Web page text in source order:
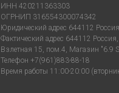
ИНН 420211363303
ОГРНИП 316554300074342
Юридический адрес 644112
Фактический адрес 644112
Взлетная 15, пом.4, Магазин "6.9
Телефон +7(961)883-88-18
Время работы 11:00-20:00